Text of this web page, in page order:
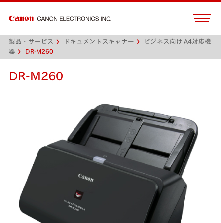
製品・サービス ドキュメントスキャナー
ビジネス向け A4対応機
器
DR-M260
DR-M260